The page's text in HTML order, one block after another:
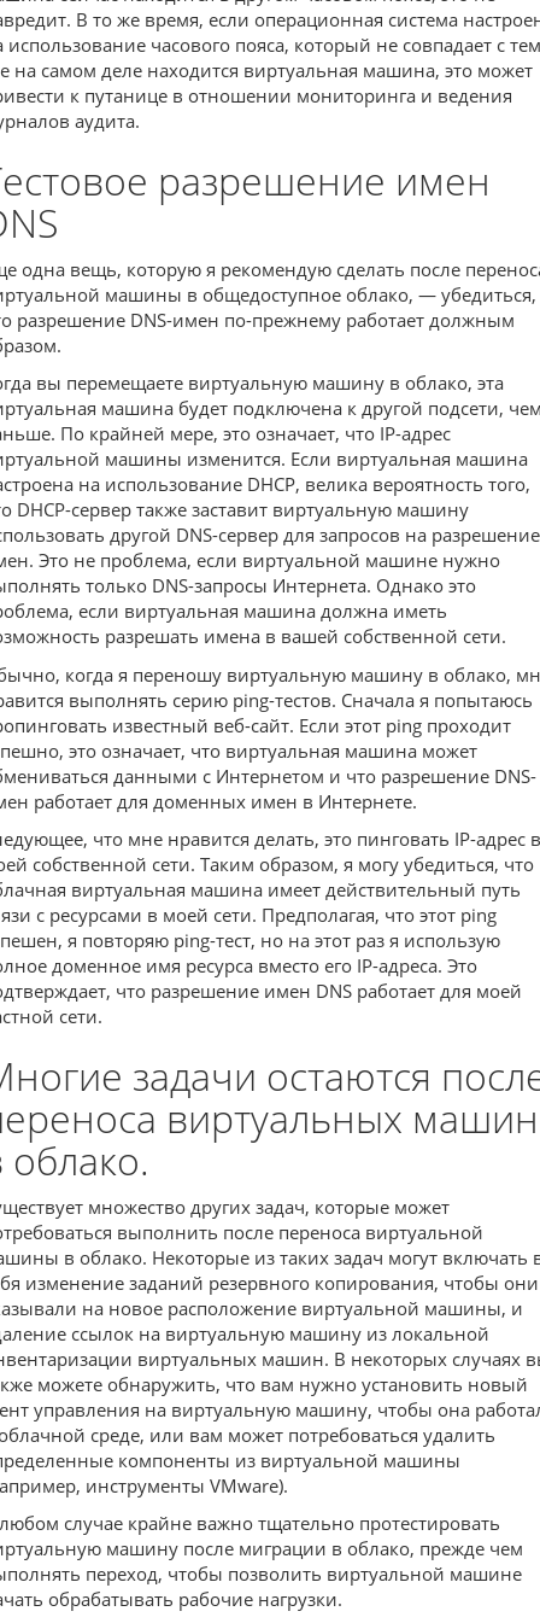
В то же время, если операционная система
использование часового пояса, который не совпадает с
на самом деле находится виртуальная машина, это может
к путанице в отношении мониторинга и ведения
аудита.
разрешение имен
одна вещь, которую я рекомендую сделать после
машины в общедоступное облако, — убедиться,
разрешение DNS-имен по-прежнему работает должным
вы перемещаете виртуальную машину в облако, эта
машина будет подключена к другой подсети,
По крайней мере, это означает, что IP-адрес
машины изменится. Если виртуальная машина
на использование DHCP, велика вероятность того,
DHCP-сервер также заставит виртуальную машину
другой DNS-сервер для запросов на разрешение
Это не проблема, если виртуальной машине нужно
только DNS-запросы Интернета. Однако это
если виртуальная машина должна иметь
разрешать имена в вашей собственной сети.
когда я переношу виртуальную машину в облако,
выполнять серию ping-тестов. Сначала я попытаюсь
известный веб-сайт. Если этот ping проходит
это означает, что виртуальная машина может
данными с Интернетом и что разрешение DNS-
работает для доменных имен в Интернете.
что мне нравится делать, это пинговать IP-адрес в
собственной сети. Таким образом, я могу убедиться, что
виртуальная машина имеет действительный путь
с ресурсами в моей сети. Предполагая, что этот ping
я повторяю ping-тест, но на этот раз я использую
доменное имя ресурса вместо его IP-адреса. Это
что разрешение имен DNS работает для моей
сети.
задачи остаются
виртуальных машин
облако.
множество других задач, которые может
выполнить после переноса виртуальной
в облако. Некоторые из таких задач могут включать
изменение заданий резервного копирования, чтобы они
на новое расположение виртуальной машины, и
ссылок на виртуальную машину из локальной
виртуальных машин. В некоторых случаях
можете обнаружить, что вам нужно установить новый
управления на виртуальную машину, чтобы она
среде, или вам может потребоваться удалить
компоненты из виртуальной машины
инструменты VMware).
случае крайне важно тщательно протестировать
машину после миграции в облако, прежде чем
переход, чтобы позволить виртуальной машине
обрабатывать рабочие нагрузки.